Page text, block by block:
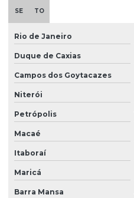
Empresas de investigação
Empresas de monitoramento
Empresas de remediação
Empresas de sondagem a
Empresas de sondagem rotativa
Empresas de sondagem rotativa
Ensaio geofísico
Ensaio geotécnico
Ensaio de sondagem do solo
SE TO
Rio de Janeiro
Duque de Caxias
Campos dos Goytacazes
Niterói
Petrópolis
Macaé
Itaboraí
Maricá
Barra Mansa